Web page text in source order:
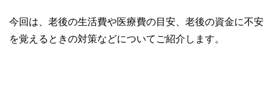
今回は、老後の生活費や医療費の目安、老後の資金に不安
を覚えるときの対策などについてご紹介します。